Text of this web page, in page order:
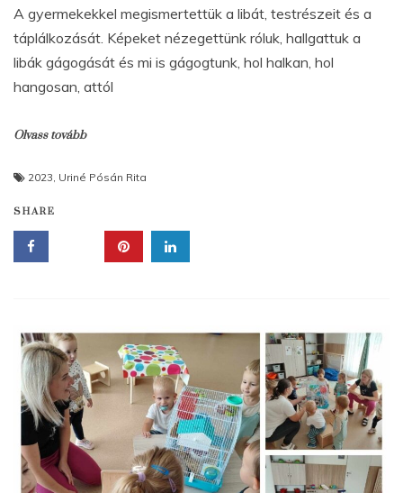
A gyermekekkel megismertettük a libát, testrészeit és a
táplálkozását. Képeket nézegettünk róluk, hallgattuk a
libák gágogását és mi is gágogtunk, hol halkan, hol
hangosan, attól
Olvass tovább
2023 Uriné Pósán Rita
SHARE